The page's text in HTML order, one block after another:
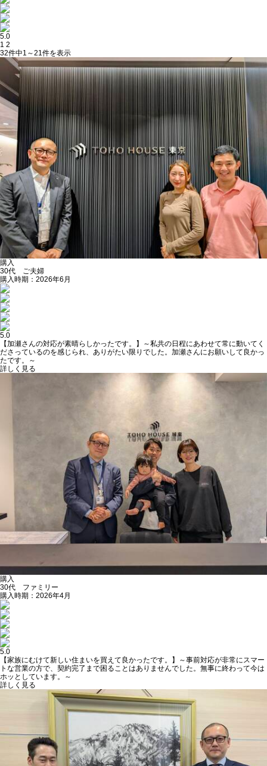
5.0
1 2
32件中1～21件を表示
購入
30代 ご夫婦
購入時期：2026年6月
5.0
【加瀬さんの対応が素晴らしかったです。】～私共の日程にあわせて常に動いてく
ださっているのを感じられ、ありがたい限りでした。加瀬さんにお願いして良かっ
たです。～
詳しく見る
購入
30代 ファミリー
購入時期：2026年4月
5.0
【家族にむけて新しい住まいを買えて良かったです。】～事前対応が非常にスマー
トな営業の方で、契約完了まで困ることはありませんでした。無事に終わって今は
ホッとしています。～
詳しく見る